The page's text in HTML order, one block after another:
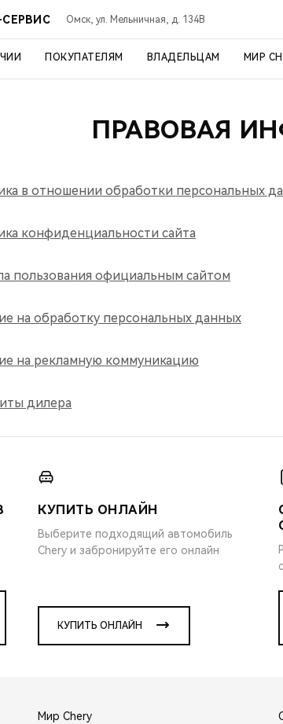
Омск, ул. Мельничная, д. 134В
ПОКУПАТЕЛЯМ ВЛАДЕЛЬЦАМ МИР
ПРАВОВАЯ
в отношении обработки персональных
конфиденциальности сайта
пользования официальным сайтом
на обработку персональных данных
на рекламную коммуникацию
дилера
КУПИТЬ ОНЛАЙН
Выберите подходящий автомобиль
Chery и забронируйте его онлайн
КУПИТЬ ОНЛАЙН
Мир Chery